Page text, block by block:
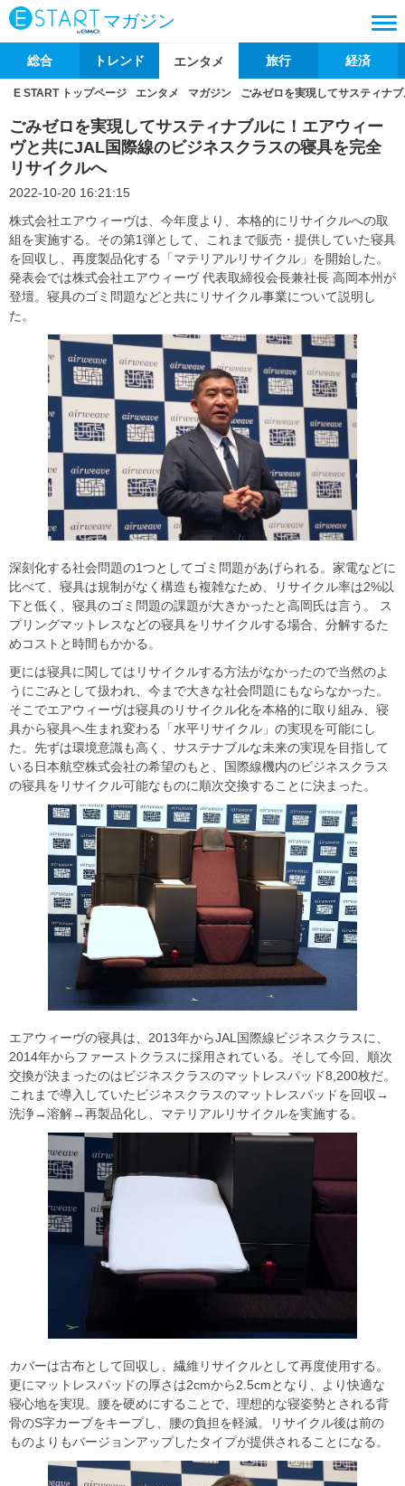
マガジン
総合 トレンド エンタメ 旅行 経済
E START トップページ エンタメ マガジン ごみゼロを実現してサスティナ
ごみゼロを実現してサスティナブルに！エアウィー
ヴと共にJAL国際線のビジネスクラスの寝具を完全
リサイクルへ
2022-10-20 16:21:15
株式会社エアウィーヴは、今年度より、本格的にリサイクルへの取
組を実施する。その第1弾として、これまで販売・提供していた寝具
を回収し、再度製品化する「マテリアルリサイクル」を開始した。
発表会では株式会社エアウィーヴ 代表取締役会長兼社長 高岡本州が
登壇。寝具のゴミ問題などと共にリサイクル事業について説明し
た。
深刻化する社会問題の1つとしてゴミ問題があげられる。家電などに
比べて、寝具は規制がなく構造も複雑なため、リサイクル率は2%以
下と低く、寝具のゴミ問題の課題が大きかったと高岡氏は言う。 ス
プリングマットレスなどの寝具をリサイクルする場合、分解するた
めコストと時間もかかる。
更には寝具に関してはリサイクルする方法がなかったので当然のよ
うにごみとして扱われ、今まで大きな社会問題にもならなかった。
そこでエアウィーヴは寝具のリサイクル化を本格的に取り組み、寝
具から寝具へ生まれ変わる「水平リサイクル」の実現を可能にし
た。先ずは環境意識も高く、サステナブルな未来の実現を目指して
いる日本航空株式会社の希望のもと、国際線機内のビジネスクラス
の寝具をリサイクル可能なものに順次交換することに決まった。
エアウィーヴの寝具は、2013年からJAL国際線ビジネスクラスに、
2014年からファーストクラスに採用されている。そして今回、順次
交換が決まったのはビジネスクラスのマットレスパッド8,200枚だ。
これまで導入していたビジネスクラスのマットレスパッドを回収→
洗浄→溶解→再製品化し、マテリアルリサイクルを実施する。
カバーは古布として回収し、繊維リサイクルとして再度使用する。
更にマットレスパッドの厚さは2cmから2.5cmとなり、より快適な
寝心地を実現。腰を硬めにすることで、理想的な寝姿勢とされる背
骨のS字カーブをキープし、腰の負担を軽減。リサイクル後は前の
ものよりもバージョンアップしたタイプが提供されることになる。